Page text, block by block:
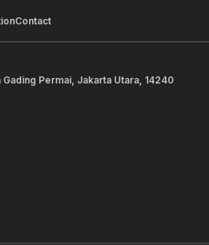
Contact
Permai, Jakarta Utara, 14240